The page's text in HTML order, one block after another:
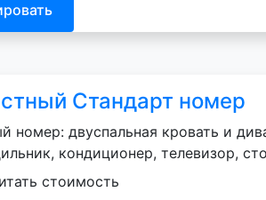
Стандарт номер
номер: двуспальная кровать и
кондиционер, телевизор,
стоимость